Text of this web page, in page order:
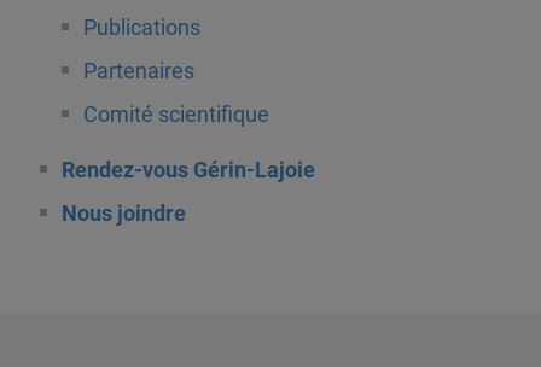
Publications
Partenaires
Comité scientifique
Rendez-vous Gérin-Lajoie
Nous joindre